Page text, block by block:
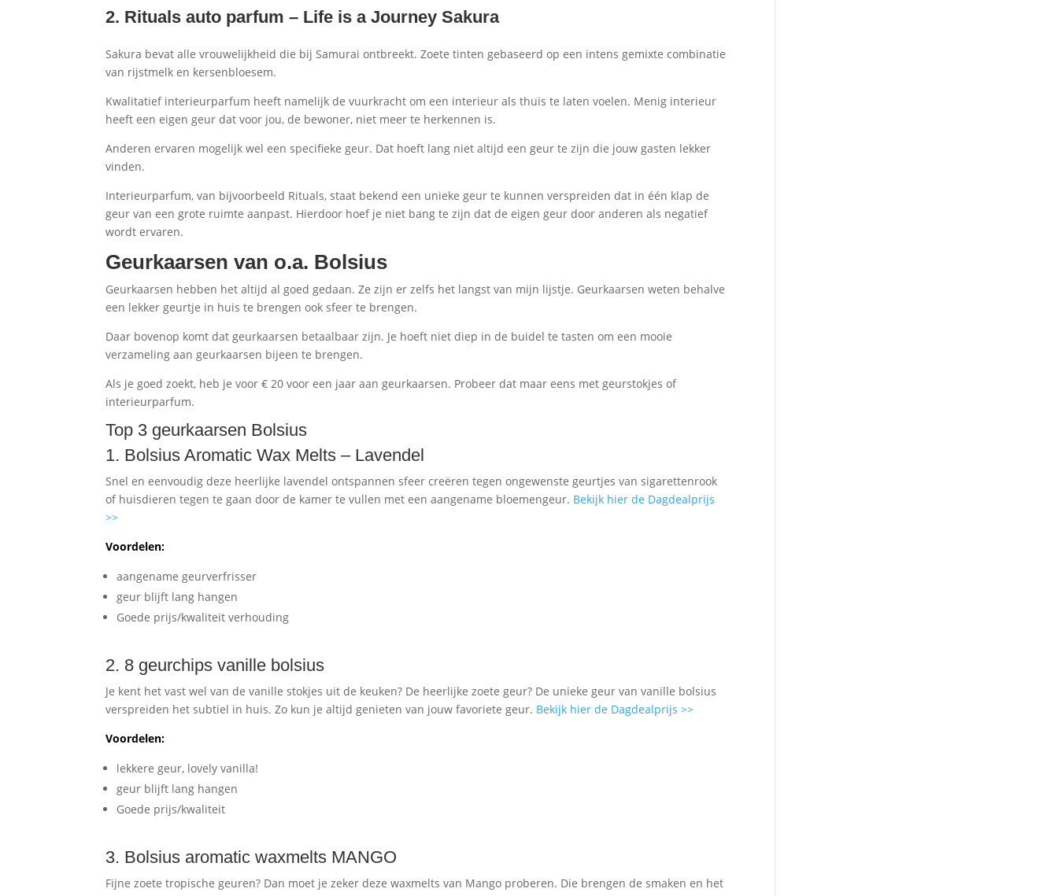
2. Rituals auto parfum – Life is a Journey Sakura
Sakura bevat alle vrouwelijkheid die bij Samurai ontbreekt. Zoete tinten gebaseerd op een intens gemixte combinatie
van rijstmelk en kersenbloesem.
Kwalitatief interieurparfum heeft namelijk de vuurkracht om een interieur als thuis te laten voelen. Menig interieur
heeft een eigen geur dat voor jou, de bewoner, niet meer te herkennen is.
Anderen ervaren mogelijk wel een specifieke geur. Dat hoeft lang niet altijd een geur te zijn die jouw gasten lekker
vinden.
Interieurparfum, van bijvoorbeeld Rituals, staat bekend een unieke geur te kunnen verspreiden dat in één klap de
geur van een grote ruimte aanpast. Hierdoor hoef je niet bang te zijn dat de eigen geur door anderen als negatief
wordt ervaren.
Geurkaarsen van o.a. Bolsius
Geurkaarsen hebben het altijd al goed gedaan. Ze zijn er zelfs het langst van mijn lijstje. Geurkaarsen weten behalve
een lekker geurtje in huis te brengen ook sfeer te brengen.
Daar bovenop komt dat geurkaarsen betaalbaar zijn. Je hoeft niet diep in de buidel te tasten om een mooie
verzameling aan geurkaarsen bijeen te brengen.
Als je goed zoekt, heb je voor € 20 voor een jaar aan geurkaarsen. Probeer dat maar eens met geurstokjes of
interieurparfum.
Top 3 geurkaarsen Bolsius
1. Bolsius Aromatic Wax Melts – Lavendel
Snel en eenvoudig deze heerlijke lavendel ontspannen sfeer creëren tegen ongewenste geurtjes van sigarettenrook
of huisdieren tegen te gaan door de kamer te vullen met een aangename bloemengeur. Bekijk hier de Dagdealprijs
>>
Voordelen:
aangename geurverfrisser
geur blijft lang hangen
Goede prijs/kwaliteit verhouding
2. 8 geurchips vanille bolsius
Je kent het vast wel van de vanille stokjes uit de keuken? De heerlijke zoete geur? De unieke geur van vanille bolsius
verspreiden het subtiel in huis. Zo kun je altijd genieten van jouw favoriete geur. Bekijk hier de Dagdealprijs >>
Voordelen:
lekkere geur, lovely vanilla!
geur blijft lang hangen
Goede prijs/kwaliteit
3. Bolsius aromatic waxmelts MANGO
Fijne zoete tropische geuren? Dan moet je zeker deze waxmelts van Mango proberen. Die brengen de smaken en het